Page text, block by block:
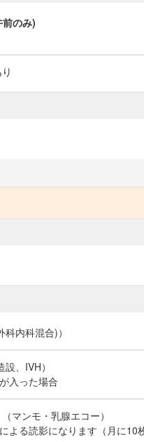
のみ)
科内科混合)）
、IVH）
入った場合
（マンモ・乳腺エコー）
よる読影になります（月に10